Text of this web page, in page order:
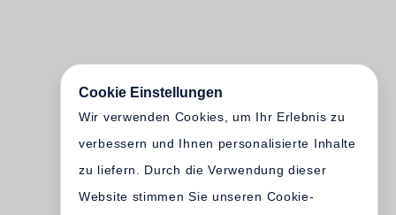
Cookie Einstellungen
Wir verwenden Cookies, um Ihr Erlebnis zu
verbessern und Ihnen personalisierte Inhalte
zu liefern. Durch die Verwendung dieser
Website stimmen Sie unseren Cookie-